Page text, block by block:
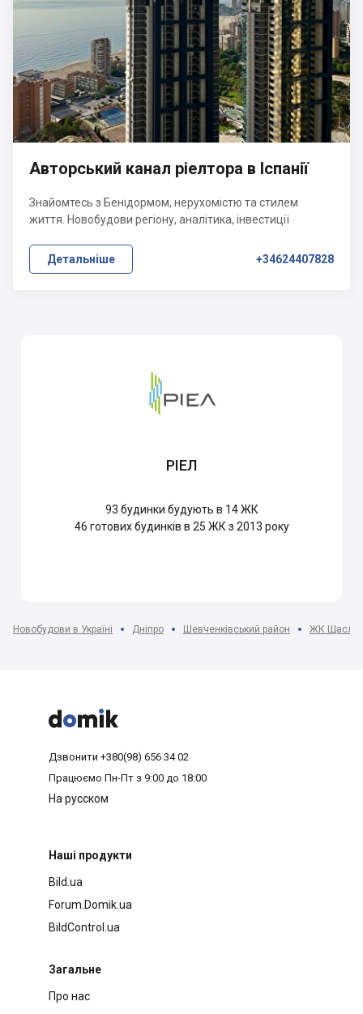
Авторський канал ріелтора в Іспанії
Знайомтесь з Бенідормом, нерухомістю та стилем
життя. Новобудови регіону, аналітика, інвестиції
Детальніше +34624407828
РІЕЛ
93 будинки будують в 14 ЖК
46 готових будинків в 25 ЖК з 2013 року
Новобудови в Україні Дніпро Шевченківський район ЖК



Дзвонити +380(98) 656 34 02
Працюємо Пн-Пт з 9:00 до 18:00
На русском
Наші продукти
Bild.ua
Forum.Domik.ua
BildControl.ua
Загальне
Про нас